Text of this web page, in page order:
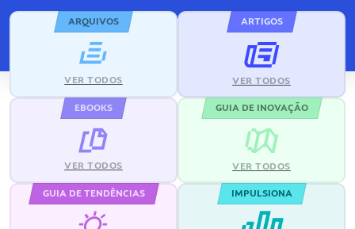
ARQUIVOS
VER TODOS
ARTIGOS
VER TODOS
EBOOKS
VER TODOS
GUIA DE INOVAÇÃO
VER TODOS
GUIA DE TENDÊNCIAS IMPULSIONA